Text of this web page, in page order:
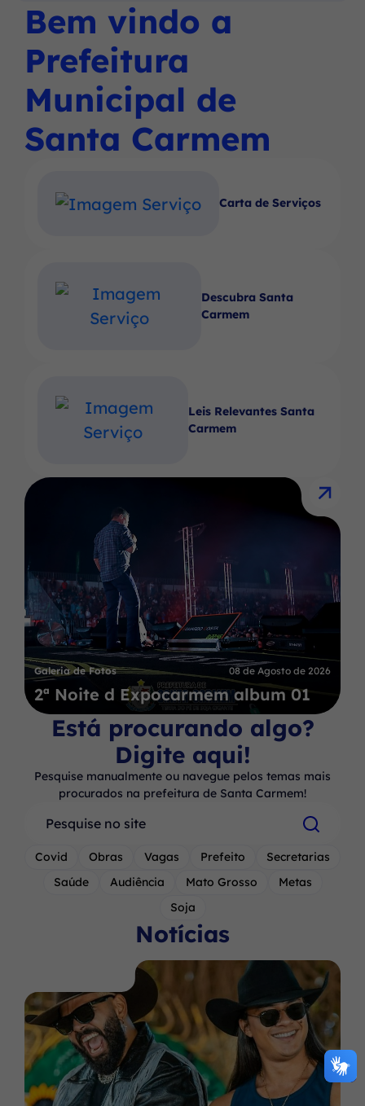
Ir
para
o
rodapé
[alt+4]
Instagram
Facebook
Youtube
menu
principal
Bem vindo a
Prefeitura
Municipal de
Santa Carmem
Carta de Serviços
Descubra Santa
Carmem
Leis Relevantes Santa
Carmem
Galeria de Fotos 08 de Agosto de 2026
2ª Noite d Expocarmem album 01
Está procurando algo?
Digite aqui!
Pesquise manualmente ou navegue pelos temas mais
procurados na prefeitura de Santa Carmem!
Pesquisar
Covid Obras Vagas Prefeito
Secretarias
Saúde
Audiência Mato Grosso
Metas
Soja
Notícias